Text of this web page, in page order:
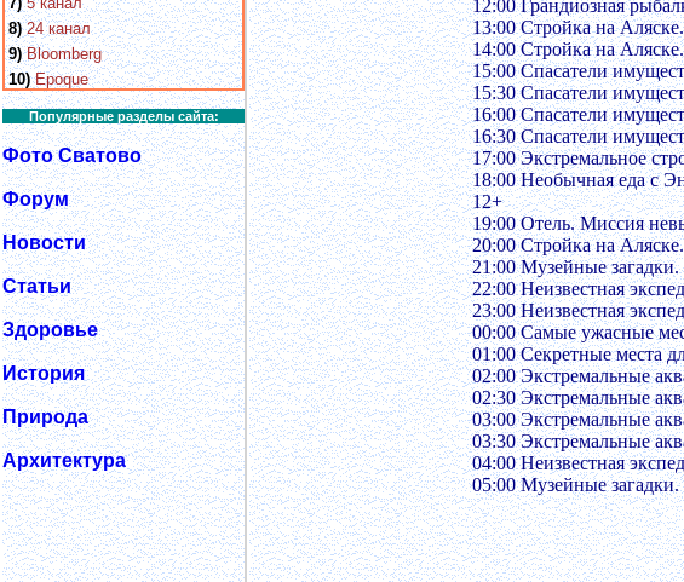
8) 24 канал
9) Bloomberg
10) Epoque
Популярные разделы сайта:
Фото Сватово
Форум
Новости
Статьи
Здоровье
История
Природа
Архитектура
12:00 Грандиозная
13:00 Стройка на
14:00 Стройка на
15:00 Спасатели
15:30 Спасатели
16:00 Спасатели
16:30 Спасатели
17:00 Экстремальное
18:00 Необычная еда с
12+
19:00 Отель. Миссия
20:00 Стройка на
21:00 Музейные загадки.
22:00 Неизвестная
23:00 Неизвестная
00:00 Самые ужасные
01:00 Секретные места
02:00 Экстремальные
02:30 Экстремальные
03:00 Экстремальные
03:30 Экстремальные
04:00 Неизвестная
05:00 Музейные